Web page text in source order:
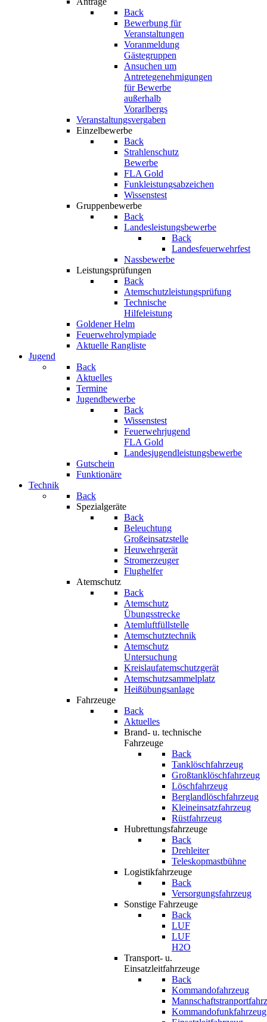
Back
Bewerbung für
Veranstaltungen
Voranmeldung
Gästegruppen
Ansuchen um
Antretegenehmigungen
für Bewerbe
außerhalb
Vorarlbergs
Veranstaltungsvergaben
Einzelbewerbe
Back
Strahlenschutz
Bewerbe
FLA Gold
Funkleistungsabzeichen
Wissenstest
Gruppenbewerbe
Back
Landesleistungsbewerbe
Back
Landesfeuerwehrfest
Nassbewerbe
Leistungsprüfungen
Back
Atemschutzleistungsprüfung
Technische
Hilfeleistung
Goldener Helm
Feuerwehrolympiade
Aktuelle Rangliste
Jugend
Back
Aktuelles
Termine
Jugendbewerbe
Back
Wissenstest
Feuerwehrjugend
FLA Gold
Landesjugendleistungsbewerbe
Gutschein
Funktionäre
Technik
Back
Spezialgeräte
Back
Beleuchtung
Großeinsatzstelle
Heuwehrgerät
Stromerzeuger
Flughelfer
Atemschutz
Back
Atemschutz
Übungsstrecke
Atemluftfüllstelle
Atemschutztechnik
Atemschutz
Untersuchung
Kreislaufatemschutzgerät
Atemschutzsammelplatz
Heißübungsanlage
Fahrzeuge
Back
Aktuelles
Brand- u. technische
Fahrzeuge
Back
Tanklöschfahrzeug
Großtanklöschfahrzeug
Löschfahrzeug
Berglandlöschfahrzeug
Kleineinsatzfahrzeug
Rüstfahrzeug
Hubrettungsfahrzeuge
Back
Drehleiter
Teleskopmastbühne
Logistikfahrzeuge
Back
Versorgungsfahrzeug
Sonstige Fahrzeuge
Back
LUF
LUF
H2O
Transport- u.
Einsatzleitfahrzeuge
Back
Kommandofahrzeug
Kommandofunkfahrzeug